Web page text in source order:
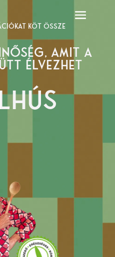
KÖT ÖSSZE
AMIT A
ÉLVEZHET